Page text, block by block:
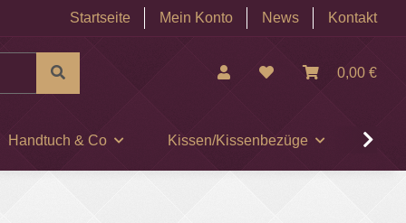
Startseite Mein Konto News Kontakt
0,00 €
Handtuch & Co Kissen/Kissenbezüge